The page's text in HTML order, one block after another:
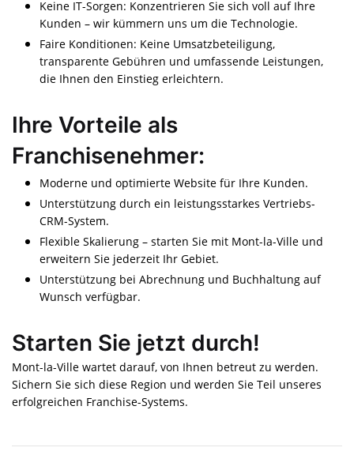
Keine IT-Sorgen: Konzentrieren Sie sich voll auf Ihre
Kunden – wir kümmern uns um die Technologie.
Faire Konditionen: Keine Umsatzbeteiligung,
transparente Gebühren und umfassende Leistungen,
die Ihnen den Einstieg erleichtern.
Ihre Vorteile als
Franchisenehmer:
Moderne und optimierte Website für Ihre Kunden.
Unterstützung durch ein leistungsstarkes Vertriebs-
CRM-System.
Flexible Skalierung – starten Sie mit Mont-la-Ville und
erweitern Sie jederzeit Ihr Gebiet.
Unterstützung bei Abrechnung und Buchhaltung auf
Wunsch verfügbar.
Starten Sie jetzt durch!
Mont-la-Ville wartet darauf, von Ihnen betreut zu werden.
Sichern Sie sich diese Region und werden Sie Teil unseres
erfolgreichen Franchise-Systems.